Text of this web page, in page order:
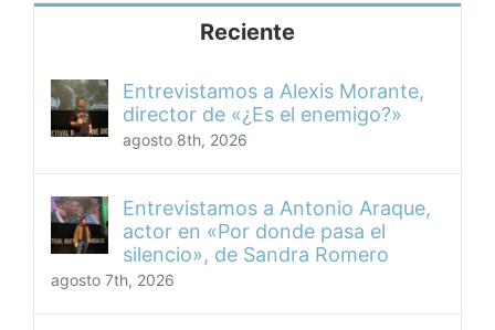
Reciente
Entrevistamos a Alexis Morante,
director de «¿Es el enemigo?»
agosto 8th, 2026
Entrevistamos a Antonio Araque,
actor en «Por donde pasa el
silencio», de Sandra Romero
agosto 7th, 2026